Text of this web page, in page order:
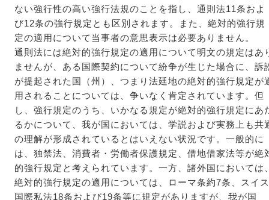
ない強行性の高い強行法規のことを指し、通則法11条およ
び12条の強行規定とも区別されます。また、絶対的強行規
定の適用について当事者の意思表示は必要ありません。
通則法には絶対的強行規定の適用について明文の規定はあ
ませんが、ある国際契約について紛争が生じた場合に、訴
が提起された国（州）、つまり法廷地の絶対的強行規定が
用されることについては、争いなく肯定されています。但
し、強行規定のうち、いかなる規定が絶対的強行規定にあ
るかについて、我が国においては、学説および実務上も共
の理解が形成されているとはいえない状況です。一般的に
は、独禁法、消費者・労働者保護規定、借地借家法等が絶
的強行規定と考えられています。一方、諸外国においては
絶対的強行規定の適用については、ローマ条約7条、スイス
国際私法18条および19条等に規定がありますが、我が国